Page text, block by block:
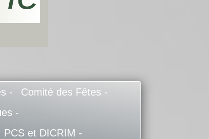
-
Comité des Fêtes -
-
PCS et DICRIM -